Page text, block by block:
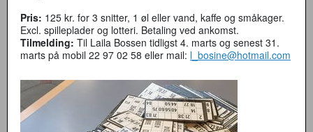
Pris: 125 kr. for 3 snitter, 1 øl eller vand, kaffe og småkager.
Excl. spilleplader og lotteri. Betaling ved ankomst.
Tilmelding: Til Laila Bossen tidligst 4. marts og senest 31.
marts på mobil 22 97 02 58 eller mail: l_bosine@hotmail.com